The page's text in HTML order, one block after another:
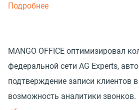
Подробнее
MANGO OFFICE оптимизировал
федеральной сети AG Experts,
подтверждение записи клиентов
возможность аналитики звонков.